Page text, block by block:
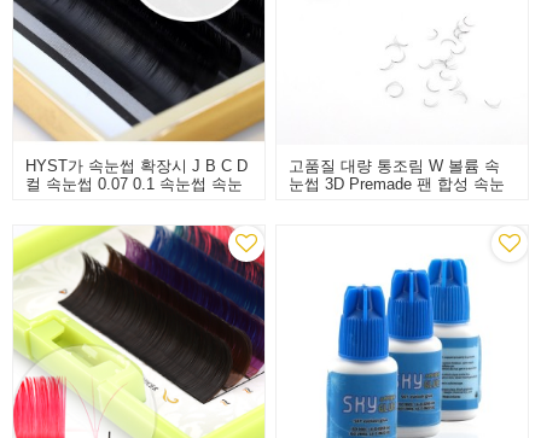
HYST가 속눈썹 확장시 J B C D
컬 속눈썹 0.07 0.1 속눈썹 속눈
고품질 대량 통조림 W 볼륨 속
눈썹 3D Premade 팬 합성 속눈